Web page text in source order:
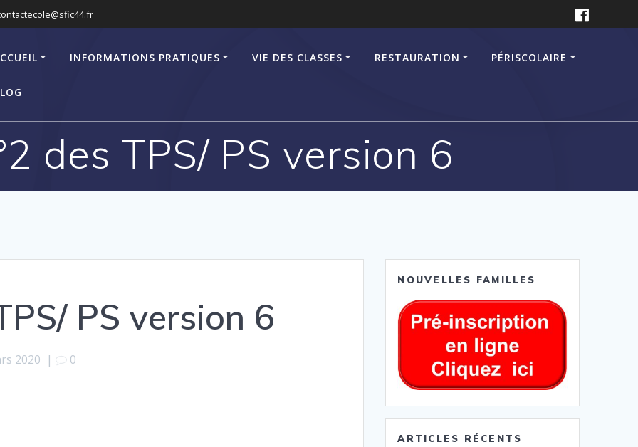
INFORMATIONS PRATIQUES VIE DES CLASSES RESTAURATION PÉRISCOLAIRE
des TPS/ PS version 6
PS version 6
2020 | 0
NOUVELLES FAMILLES
ARTICLES RÉCENTS